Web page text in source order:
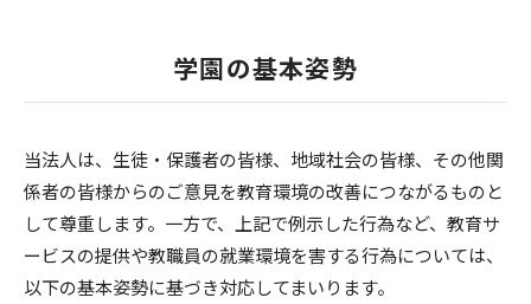
学園の基本姿勢
当法人は、生徒・保護者の皆様、地域社会の皆様、その他関
係者の皆様からのご意見を教育環境の改善につながるものと
して尊重します。一方で、上記で例示した行為など、教育サ
ービスの提供や教職員の就業環境を害する行為については、
以下の基本姿勢に基づき対応してまいります。